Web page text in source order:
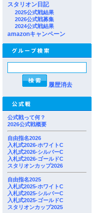
スタリオン日記
2025公式戦結果
2026公式戦募集
2024公式戦結果
amazonキャンペーン
履歴消去
公式戦って何？
2026公式戦概要
自由指名2026
入札式2026-ホワイトC
入札式2026-シルバーC
入札式2026-ゴールドC
スタリオンカップ2026
自由指名2025
入札式2025-ホワイトC
入札式2025-シルバーC
入札式2025-ゴールドC
スタリオンカップ2025